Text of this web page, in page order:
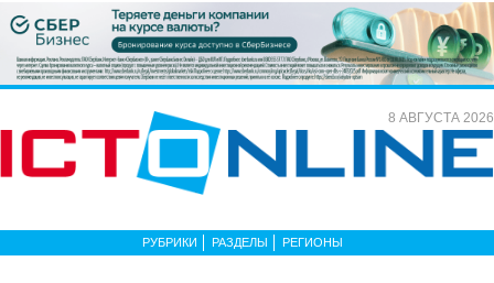
8 АВГУСТА 2026
РУБРИКИ РАЗДЕЛЫ РЕГИОНЫ